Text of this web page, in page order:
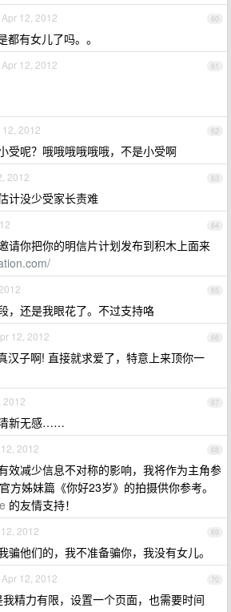
60
Apr 12, 2012
都有女儿了吗。。
61
Apr 12, 2012
62
12, 2012
受呢？哦哦哦哦哦哦，不是小受啊
63
2012
计没少受家长责难
64
请你把你的明信片计划发布到积木上面来
65
，还是我眼花了。不过支持咯
66
12, 2012
汉子啊! 直接就求爱了，特意上来顶你一
67
2012
新无感……
68
2012
效减少信息不对称的影响，我将作为主角参
方姊妹篇《你好23岁》的拍摄供你参考。
的友情支持！
69
2012
骗他们的，我不准备骗你，我没有女儿。
70
Apr 12, 2012
精力有限，设置一个页面，也需要时间